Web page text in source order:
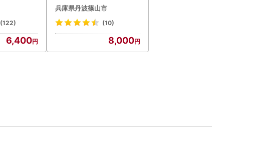
(122)
6,400
培米 こしひかり
兵庫県丹波篠山市
(10)
8,000